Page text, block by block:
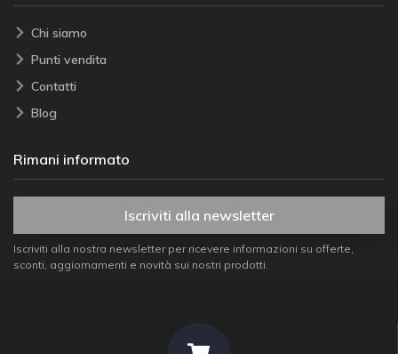
Chi siamo
Punti vendita
Contatti
Blog
Rimani informato
Iscriviti alla newsletter
Iscriviti alla nostra newsletter per ricevere informazioni su offerte,
sconti, aggiornamenti e novità sui nostri prodotti.